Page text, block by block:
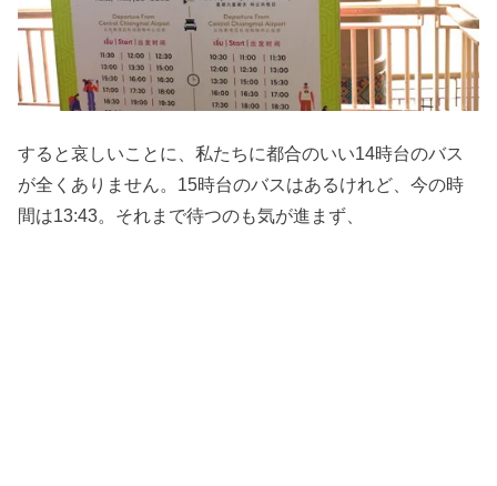
すると哀しいことに、私たちに都合のいい14時台のバス
が全くありません。15時台のバスはあるけれど、今の時
間は13:43。それまで待つのも気が進まず、